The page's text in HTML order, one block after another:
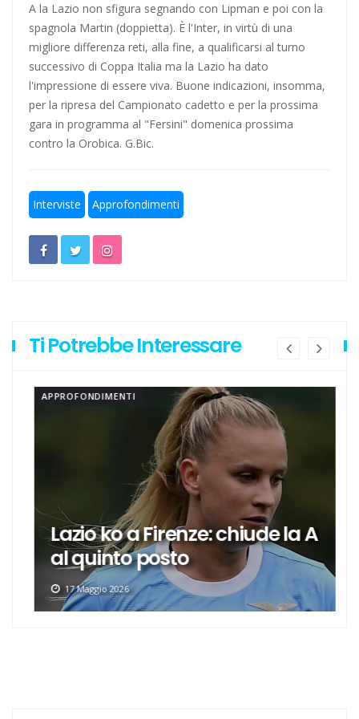
Escursionismo, Lazio sul pezzo anche in questa estate
torrida
Calcio a 5, un gradito ritorno: Serapiglia
A la Lazio non sfigura segnando con Lipman e poi con la
spagnola Martin (doppietta). È l'Inter, in virtù di una
migliore differenza reti, alla fine, a qualificarsi al turno
successivo di Coppa Italia ma la Lazio ha dato
l'impressione di essere viva. Buone indicazioni, insomma,
per la ripresa del Campionato cadetto e per la prossima
gara in programma al "Fersini" domenica prossima
contro la Orobica. G.Bic.
Interviste Approfondimenti
Ti Potrebbe Interessare
APPROFONDIMENTI
Lazio ko a Firenze: chiude la A
al quinto posto
17 Maggio 2026